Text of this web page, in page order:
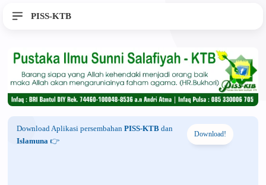
PISS-KTB
Download Aplikasi persembahan PISS-KTB dan
Islamuna 👉
Download!